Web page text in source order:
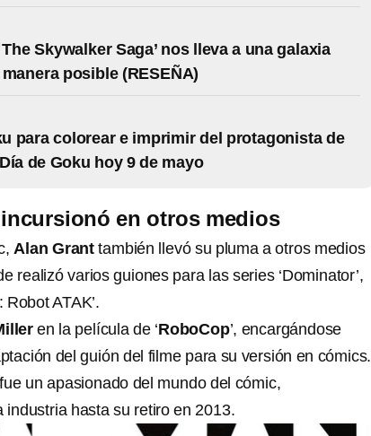
The Skywalker Saga’ nos lleva a una galaxia
posible (RESEÑA)
para colorear e imprimir del protagonista de
de Goku hoy 9 de mayo
en otros medios
Alan Grant también llevó su pluma a otros medios
realizó varios guiones para las series ‘Dominator’,
Robot ATAK’.
en la película de ‘RoboCop’, encargándose
del guión del filme para su versión en cómics.
un apasionado del mundo del cómic,
hasta su retiro en 2013.